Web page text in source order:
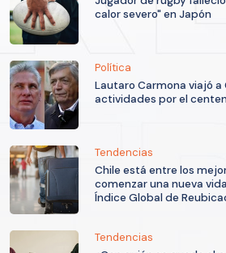
calor severo" en Japón
Política
Lautaro Carmona viajó
actividades por el
Tendencias
Chile está entre los
comenzar una nueva
Índice Global de
Tendencias